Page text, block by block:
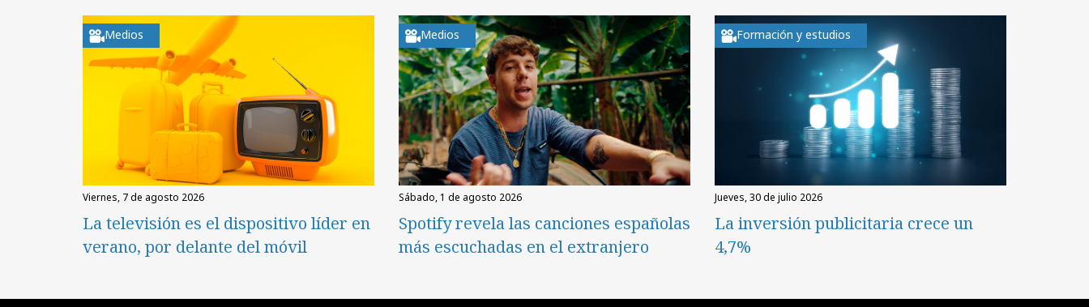
Medios
viernes, 7 de agosto 2026
La televisión es el dispositivo líder en
verano, por delante del móvil
Medios
sábado, 1 de agosto 2026
Spotify revela las canciones españolas
más escuchadas en el extranjero
Formación y estudios
jueves, 30 de julio 2026
La inversión publicitaria crece un
4,7%